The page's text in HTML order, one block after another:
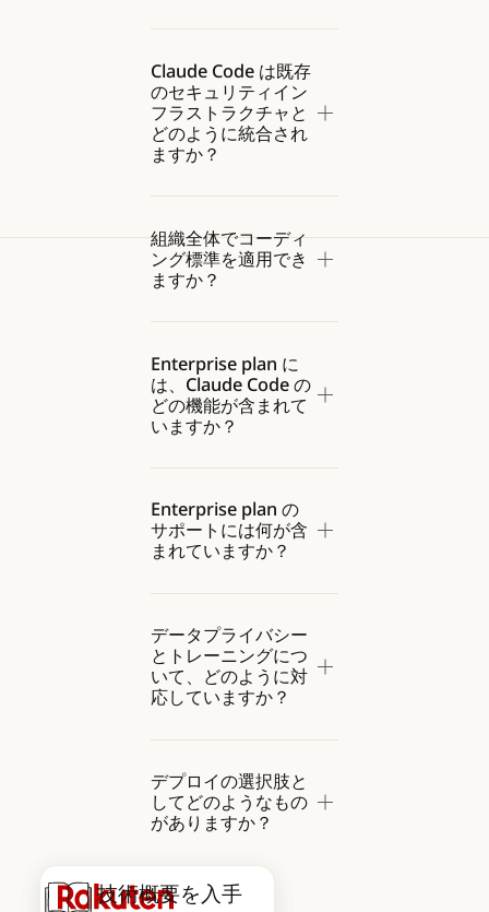
Claude Code は既存
のセキュリティイン
フラストラクチャと
どのように統合され
ますか？
組織全体でコーディ
ング標準を適用でき
ますか？
Enterprise plan に
は、Claude Code の
どの機能が含まれて
いますか？
Enterprise plan の
サポートには何が含
まれていますか？
データプライバシー
とトレーニングにつ
いて、どのように対
応していますか？
デプロイの選択肢と
してどのようなもの
がありますか？
技術概要を入手